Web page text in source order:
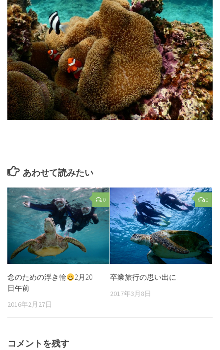
あわせて読みたい
0
念のための浮き輪
2月20
日午前
2016年2月27日
0
卒業旅行の思い出に
2017年3月8日
コメントを残す